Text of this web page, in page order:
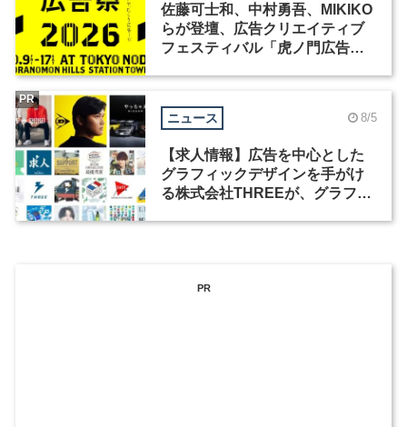
佐藤可士和、中村勇吾、MIKIKO
らが登壇、広告クリエイティブ
フェスティバル「虎ノ門広告
ニュース 8/5
【求人情報】広告を中心とした
グラフィックデザインを手がけ
る株式会社THREEが、グラフィ
PR
PR